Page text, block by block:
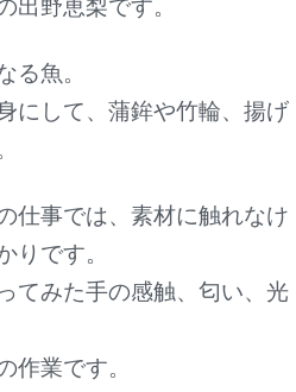
野恵梨です。
る魚。
にして、蒲鉾や竹輪、揚げ
仕事では、素材に触れなけ
りです。
てみた手の感触、匂い、光
作業です。